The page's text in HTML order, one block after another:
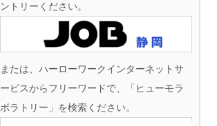
ントリーください。
または、ハーローワークインターネットサ
ービスからフリーワードで、「ヒューモラ
ボラトリー」を検索ください。